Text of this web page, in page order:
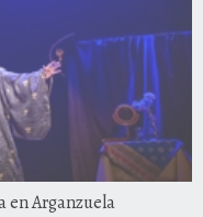
en Arganzuela